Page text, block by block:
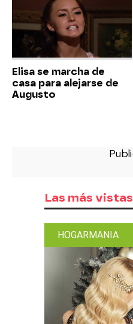
Elisa se marcha de
casa para alejarse de
Augusto
Las más vistas
HOGARMANIA